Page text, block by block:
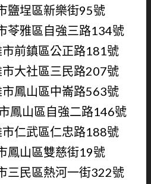
鹽埕區新樂街95號
苓雅區自強三路134號
前鎮區公正路181號
大社區三民路207號
鳳山區中崙路563號
鳳山區自強二路146號
仁武區仁忠路188號
鳳山區雙慈街19號
三民區熱河一街322號